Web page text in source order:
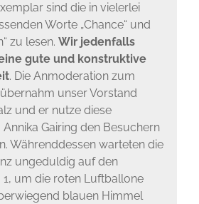
sind die in vielerlei
Worte „Chance“ und
zu lesen. Wir jedenfalls
gute und konstruktive
. Die Anmoderation zum
unser Vorstand
und er nutze diese
Gairing den Besuchern
Währenddessen warteten die
ungeduldig auf den
1, um die roten Luftballone
blauen Himmel